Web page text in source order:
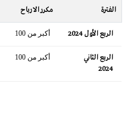
الفترة مكرر الارباح
الربع الأول 2024 أكبر من 100
الربع الثاني
2024
أكبر من 100